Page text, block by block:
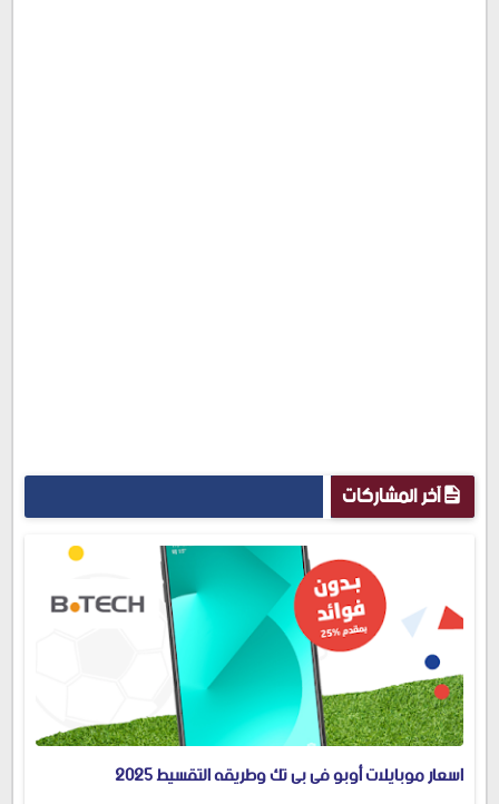
آخر المشاركات
اسعار موبايلات أوبو فى بى تك وطريقه التقسيط 2025